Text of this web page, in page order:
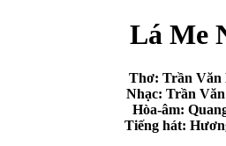
Lá Me
Thơ: Trần Văn
Nhạc: Trần
Hòa-âm:
Tiếng hát: